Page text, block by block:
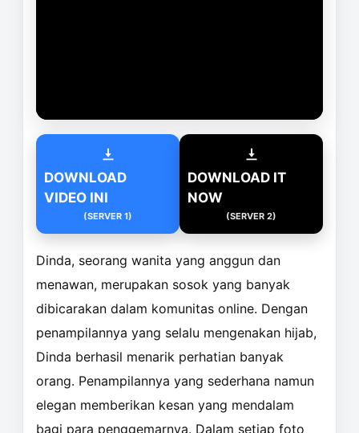
DOWNLOAD
VIDEO INI
(SERVER 1)
DOWNLOAD IT
NOW
(SERVER 2)
Dinda, seorang wanita yang anggun dan
menawan, merupakan sosok yang banyak
dibicarakan dalam komunitas online. Dengan
penampilannya yang selalu mengenakan hijab,
Dinda berhasil menarik perhatian banyak
orang. Penampilannya yang sederhana namun
elegan memberikan kesan yang mendalam
bagi para penggemarnya. Dalam setiap foto